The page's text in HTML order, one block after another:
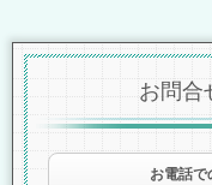
お問合
お電話で